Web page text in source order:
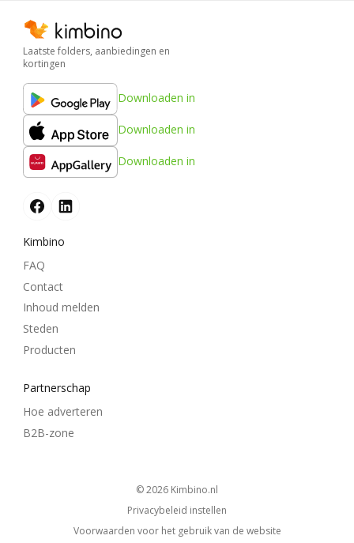
Laatste folders, aanbiedingen en
kortingen
Downloaden in
Downloaden in
Downloaden in
Kimbino
FAQ
Contact
Inhoud melden
Steden
Producten
Partnerschap
Hoe adverteren
B2B-zone
© 2026
kimbino.nl
Privacybeleid instellen
Voorwaarden voor het gebruik van de website